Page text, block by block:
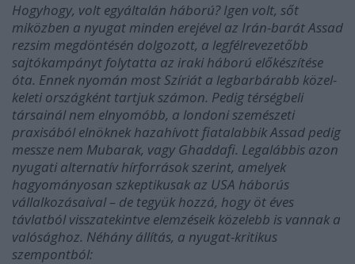
Hogyhogy, volt egyáltalán háború? Igen volt, sőt
miközben a nyugat minden erejével az Irán-barát Assad
rezsim megdöntésén dolgozott, a legfélrevezetőbb
sajtókampányt folytatta az iraki háború előkészítése
óta. Ennek nyomán most Szíriát a legbarbárabb közel-
keleti országként tartjuk számon. Pedig térségbeli
társainál nem elnyomóbb, a londoni szemészeti
praxisából elnöknek hazahívott fiatalabbik Assad pedig
messze nem Mubarak, vagy Ghaddafi. Legalábbis azon
nyugati alternatív hírforrások szerint, amelyek
hagyományosan szkeptikusak az USA háborús
vállalkozásaival – de tegyük hozzá, hogy öt éves
távlatból visszatekintve elemzéseik közelebb is vannak a
valósághoz. Néhány állítás, a nyugat-kritikus
szempontból: